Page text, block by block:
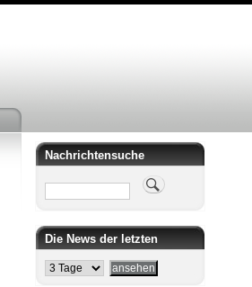
Nachrichtensuche
Suche
Die News der letzten